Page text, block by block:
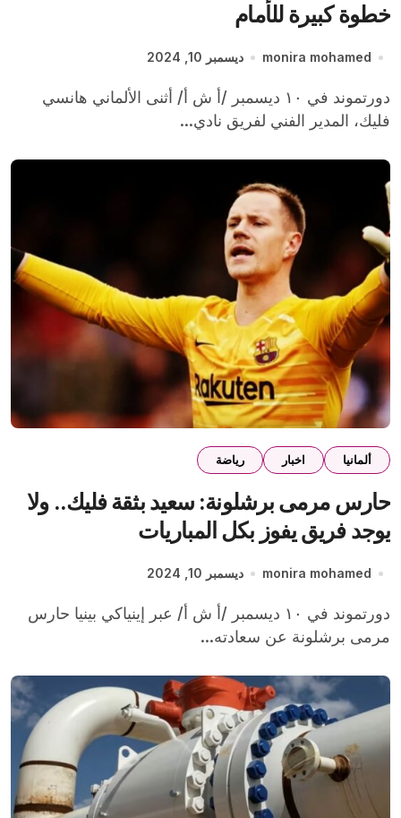
خطوة كبيرة للأمام
monira mohamed ديسمبر 10, 2024
دورتموند في ١٠ ديسمبر /أ ش أ/ أثنى الألماني هانسي
فليك، المدير الفني لفريق نادي...
ألمانيا اخبار رياضة
حارس مرمى برشلونة: سعيد بثقة فليك.. ولا
يوجد فريق يفوز بكل المباريات
monira mohamed ديسمبر 10, 2024
دورتموند في ١٠ ديسمبر /أ ش أ/ عبر إينياكي بينيا حارس
مرمى برشلونة عن سعادته...